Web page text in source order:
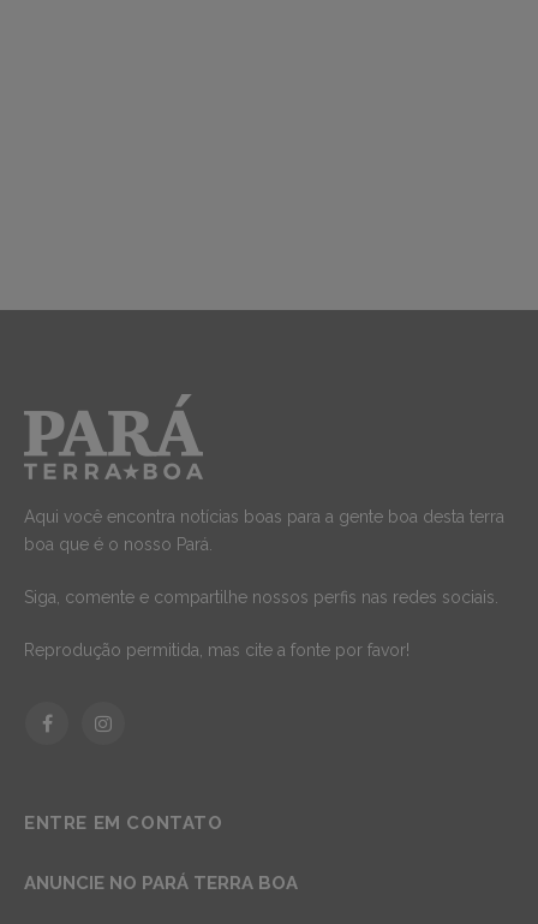
Aqui você encontra notícias boas para a gente boa desta terra
boa que é o nosso Pará.
Siga, comente e compartilhe nossos perfis nas redes sociais.
Reprodução permitida, mas cite a fonte por favor!
FacebookInstagram
ENTRE EM CONTATO
ANUNCIE NO PARÁ TERRA BOA